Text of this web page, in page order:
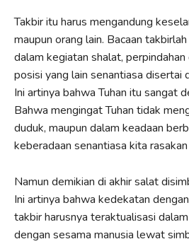
Takbir itu harus mengandung
maupun orang lain. Bacaan
dalam kegiatan shalat,
posisi yang lain senantiasa disertai
Ini artinya bahwa Tuhan itu sangat
Bahwa mengingat Tuhan tidak
duduk, maupun dalam keadaan
keberadaan senantiasa kita
Namun demikian di akhir salat
Ini artinya bahwa kedekatan
takbir harusnya teraktualisasi
dengan sesama manusia lewat